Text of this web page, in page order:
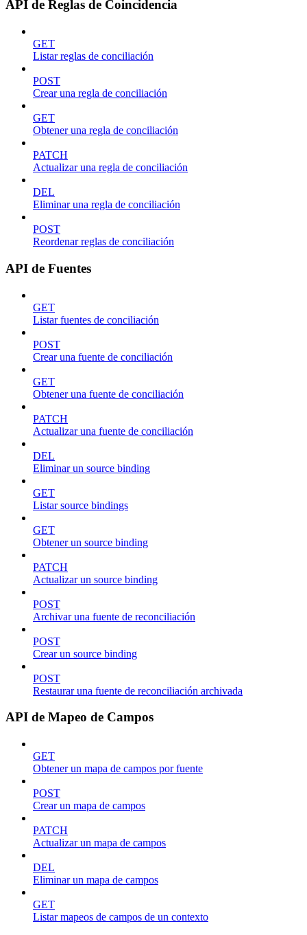
API de Reglas de Coincidencia
GET
Listar reglas de conciliación
POST
Crear una regla de conciliación
GET
Obtener una regla de conciliación
PATCH
Actualizar una regla de conciliación
DEL
Eliminar una regla de conciliación
POST
Reordenar reglas de conciliación
API de Fuentes
GET
Listar fuentes de conciliación
POST
Crear una fuente de conciliación
GET
Obtener una fuente de conciliación
PATCH
Actualizar una fuente de conciliación
DEL
Eliminar un source binding
GET
Listar source bindings
GET
Obtener un source binding
PATCH
Actualizar un source binding
POST
Archivar una fuente de reconciliación
POST
Crear un source binding
POST
Restaurar una fuente de reconciliación archivada
API de Mapeo de Campos
GET
Obtener un mapa de campos por fuente
POST
Crear un mapa de campos
PATCH
Actualizar un mapa de campos
DEL
Eliminar un mapa de campos
GET
Listar mapeos de campos de un contexto